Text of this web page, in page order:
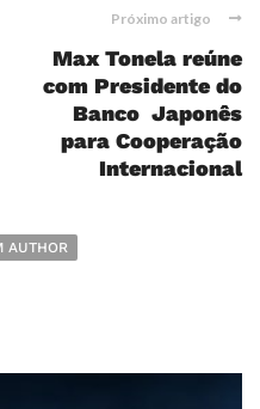
Próximo artigo
Max Tonela reúne
com Presidente do
Banco Japonês
para Cooperação
Internacional
AUTHOR